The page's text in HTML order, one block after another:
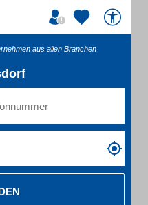
aus allen Branchen